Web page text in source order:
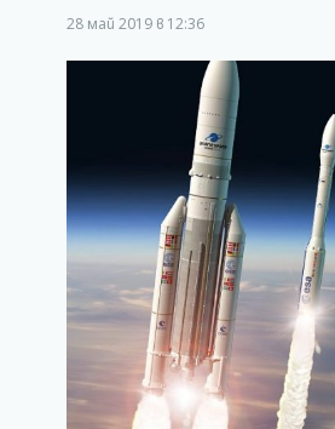
28 май 2019 в 12:36